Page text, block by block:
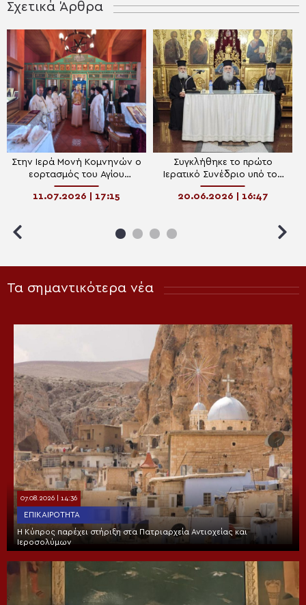
Σχετικά Άρθρα
Στην Ιερά Μονή Κομνηνών ο
εορτασμός του Αγίου
Σωφρονίου του Έσσεξ –
Ευχές δέχτηκε ο Επίσκοπος
11.07.2026 | 17:15
Συγκλήθηκε το πρώτο
Ιερατικό Συνέδριο υπό τον
Μητροπολίτη Πάφου
Γρηγόριο
20.06.2026 | 16:47
Τα σημαντικότερα νέα
07.08.2026 | 14:36
ΕΠΙΚΑΙΡΌΤΗΤΑ
Η Κύπρος παρέχει στήριξη στα Πατριαρχεία Αντιοχείας και
Ιεροσολύμων